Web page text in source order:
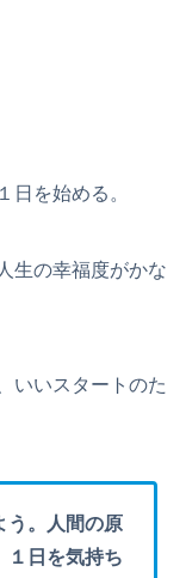
日を始める。
生の幸福度がかな
いいスタートのた
う。人間の原
１日を気持ち